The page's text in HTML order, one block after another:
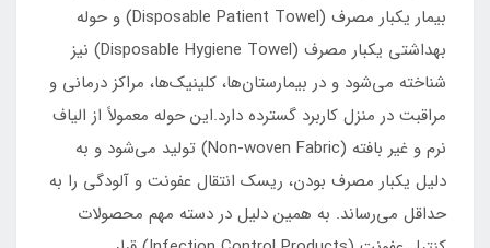
بیمار یکبار مصرف (Disposable Patient Towel) و حوله
بهداشتی یکبار مصرف (Disposable Hygiene Towel) نیز
شناخته می‌شود و در بیمارستان‌ها، کلینیک‌ها، مراکز درمانی و
مراقبت در منزل کاربرد گسترده دارد.این حوله معمولاً از الیاف
نرم و غیر بافته (Non-woven Fabric) تولید می‌شود و به
دلیل یکبار مصرف بودن، ریسک انتقال عفونت و آلودگی را به
حداقل می‌رساند. به همین دلیل در دسته مهم محصولات